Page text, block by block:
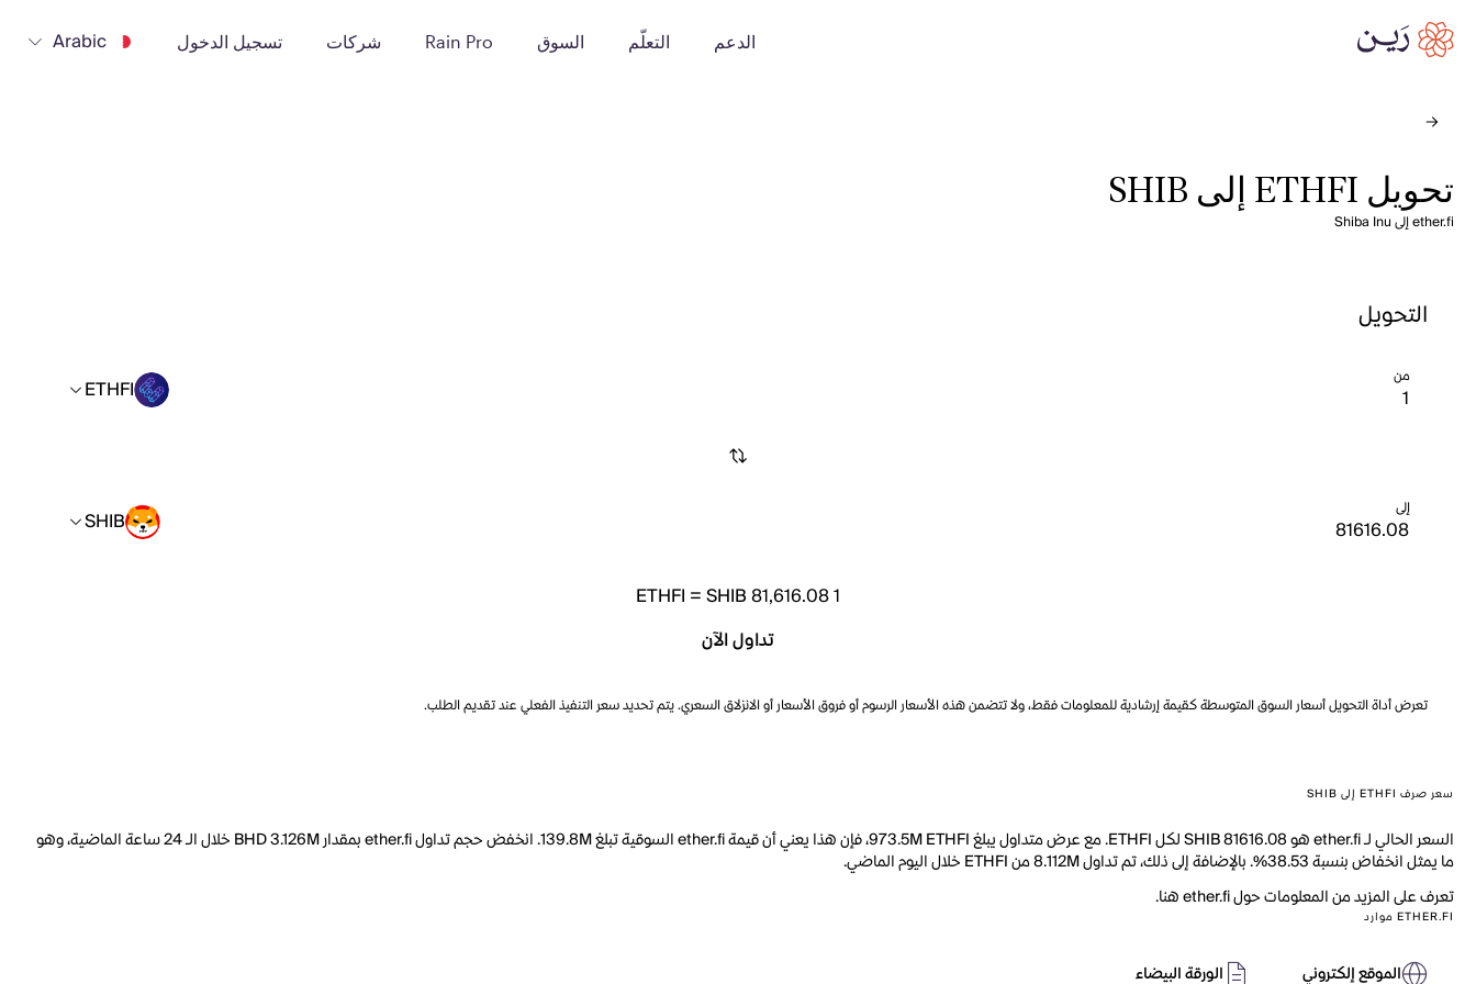
الدعم التعلّم السوق Rain Pro شركات تسجيل الدخول Arabic
تحويل ETHFI إلى SHIB
ether.fi إلى Shiba Inu
التحويل
من ETHFI
إلى SHIB
1
ETHFI =SHIB 81,616.08
تداول الآن
تعرض أداة التحويل أسعار السوق المتوسطة كقيمة إرشادية للمعلومات فقط، ولا تتضمن هذه الأسعار الرسوم أو فروق الأسعار أو الانزلاق السعري. يتم تحديد سعر التنفيذ الفعلي عند تقديم الطلب.
سعر صرف ETHFI إلى SHIB
السعر الحالي لـ ether.fi هو SHIB 81616.08 لكل ETHFI. مع عرض متداول يبلغ 973.5M ETHFI، فإن هذا يعني أن قيمة ether.fi السوقية تبلغ 139.8M. انخفض حجم تداول ether.fi بمقدار BHD 3.126M خلال الـ 24 ساعة الماضية، وهو
ما يمثل انخفاض بنسبة 38.53%. بالإضافة إلى ذلك، تم تداول 8.112M من ETHFI خلال اليوم الماضي.
تعرف على المزيد من المعلومات حول ether.fi هنا.
ETHER.FI موارد
الموقع إلكتروني الورقة البيضاء